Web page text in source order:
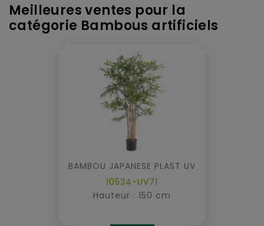
Meilleures ventes pour la
catégorie Bambous artificiels
BAMBOU JAPANESE PLAST UV
10534-UV71
Hauteur : 150 cm